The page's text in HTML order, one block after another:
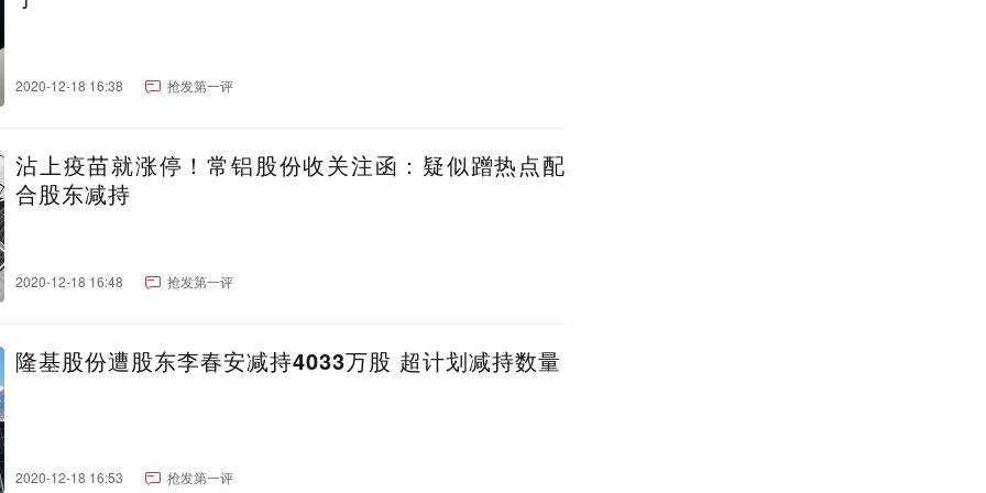
2020-12-18 16:38 抢发第一评
沾上疫苗就涨停！常铝股份收关注函：疑似蹭热点配
合股东减持
2020-12-18 16:48 抢发第一评
隆基股份遭股东李春安减持4033万股 超计划减持数量
2020-12-18 16:53 抢发第一评